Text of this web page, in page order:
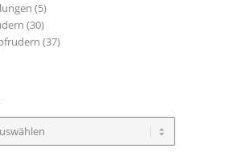
(5)
(30)
(37)